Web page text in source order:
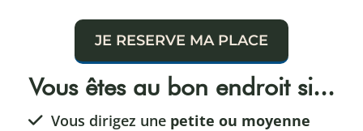
JE RESERVE MA PLACE
Vous êtes au bon endroit si...
Vous dirigez une petite ou moyenne